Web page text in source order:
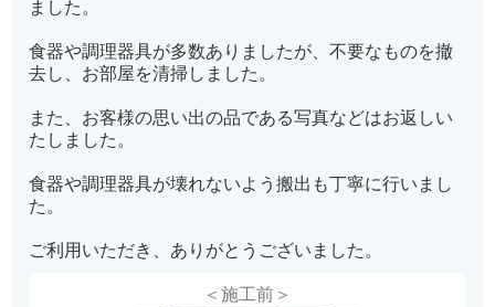
ました。
食器や調理器具が多数ありましたが、不要なものを撤
去し、お部屋を清掃しました。
また、お客様の思い出の品である写真などはお返しい
たしました。
食器や調理器具が壊れないよう搬出も丁寧に行いまし
た。
ご利用いただき、ありがとうございました。
＜施工前＞